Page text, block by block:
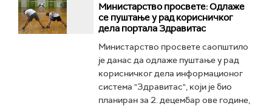
Министарство просвете: Одлаже
се пуштање у рад корисничког
дела портала Здравитас
Министарство просвете саопштило
је данас да одлаже пуштање у рад
корисничког дела информационог
система "Здравитас", који је био
планиран за 2. децембар ове године,